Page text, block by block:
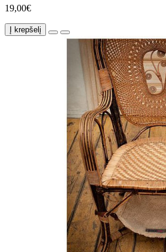
19,00€
Į krepšelį